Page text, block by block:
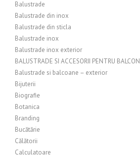
Balustrade
Balustrade din inox
Balustrade din sticla
Balustrade inox
Balustrade inox exterior
BALUSTRADE SI ACCESORII PENTRU BALCON
Balustrade si balcoane – exterior
Bijuterii
Biografie
Botanica
Branding
Bucătărie
Călătorii
Calculatoare